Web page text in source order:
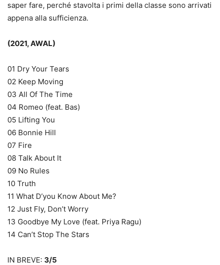
saper fare, perché stavolta i primi della classe sono arrivati
appena alla sufficienza.
(2021, AWAL)
01 Dry Your Tears
02 Keep Moving
03 All Of The Time
04 Romeo (feat. Bas)
05 Lifting You
06 Bonnie Hill
07 Fire
08 Talk About It
09 No Rules
10 Truth
11 What D’you Know About Me?
12 Just Fly, Don’t Worry
13 Goodbye My Love (feat. Priya Ragu)
14 Can’t Stop The Stars
IN BREVE: 3/5